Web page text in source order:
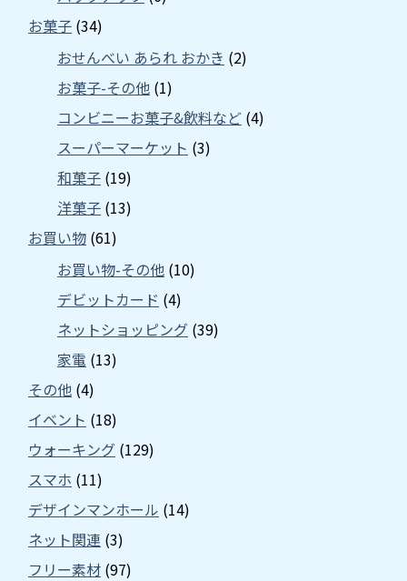
お菓子 (34)
おせんべい あられ おかき (2)
お菓子-その他 (1)
コンビニーお菓子&飲料など (4)
スーパーマーケット (3)
和菓子 (19)
洋菓子 (13)
お買い物 (61)
お買い物-その他 (10)
デビットカード (4)
ネットショッピング (39)
家電 (13)
その他 (4)
イベント (18)
ウォーキング (129)
スマホ (11)
デザインマンホール (14)
ネット関連 (3)
フリー素材 (97)